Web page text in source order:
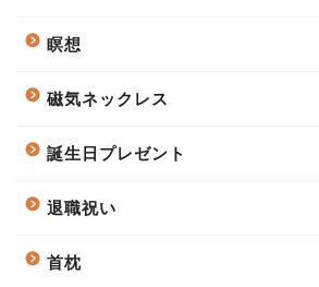
瞑想
磁気ネックレス
誕生日プレゼント
退職祝い
首枕